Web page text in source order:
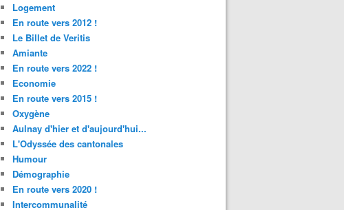
Logement
En route vers 2012 !
Le Billet de Veritis
Amiante
En route vers 2022 !
Economie
En route vers 2015 !
Oxygène
Aulnay d'hier et d'aujourd'hui...
L'Odyssée des cantonales
Humour
Démographie
En route vers 2020 !
Intercommunalité